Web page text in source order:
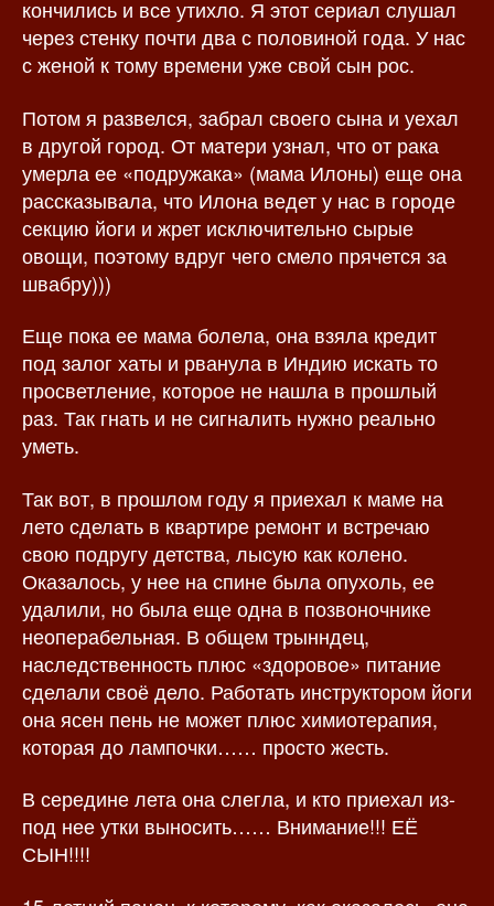
кончились и все утихло. Я этот сериал слушал
через стенку почти два с половиной года. У нас
с женой к тому времени уже свой сын рос.
Потом я развелся, забрал своего сына и уехал
в другой город. От матери узнал, что от рака
умерла ее «подружака» (мама Илоны) еще она
рассказывала, что Илона ведет у нас в городе
секцию йоги и жрет исключительно сырые
овощи, поэтому вдруг чего смело прячется за
швабру)))
Еще пока ее мама болела, она взяла кредит
под залог хаты и рванула в Индию искать то
просветление, которое не нашла в прошлый
раз. Так гнать и не сигналить нужно реально
уметь.
Так вот, в прошлом году я приехал к маме на
лето сделать в квартире ремонт и встречаю
свою подругу детства, лысую как колено.
Оказалось, у нее на спине была опухоль, ее
удалили, но была еще одна в позвоночнике
неоперабельная. В общем трынндец,
наследственность плюс «здоровое» питание
сделали своё дело. Работать инструктором йоги
она ясен пень не может плюс химиотерапия,
которая до лампочки…… просто жесть.
В середине лета она слегла, и кто приехал из-
под нее утки выносить…… Внимание!!! ЕЁ
СЫН!!!!